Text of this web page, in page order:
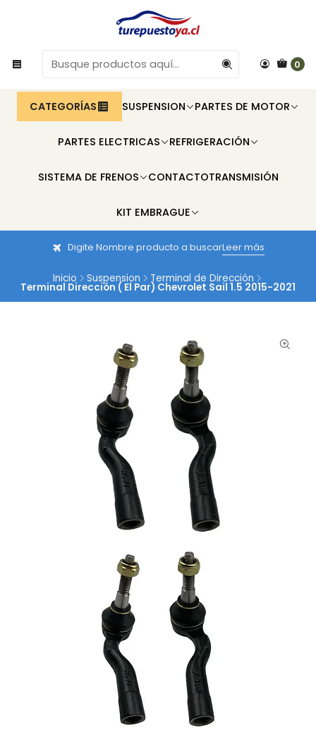
0
CATEGORÍAS SUSPENSION PARTES DE MOTOR
PARTES ELECTRICAS REFRIGERACIÓN
SISTEMA DE FRENOS CONTACTOTRANSMISIÓN
KIT EMBRAGUE
Digite Nombre producto a buscarLeer más
Inicio Suspension Terminal de Dirección
Terminal Dirección ( El Par) Chevrolet Sail 1.5 2015-2021